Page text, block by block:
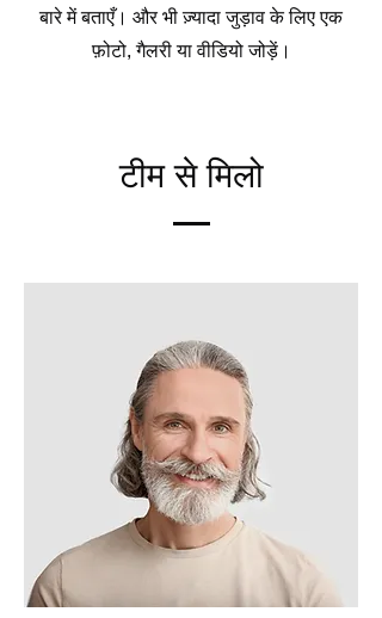
बारे में बताएँ। और भी ज़्यादा जुड़ाव के लिए एक
फ़ोटो, गैलरी या वीडियो जोड़ें।
टीम से मिलो